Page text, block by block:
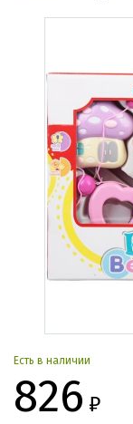
Есть в наличии
826 ₽